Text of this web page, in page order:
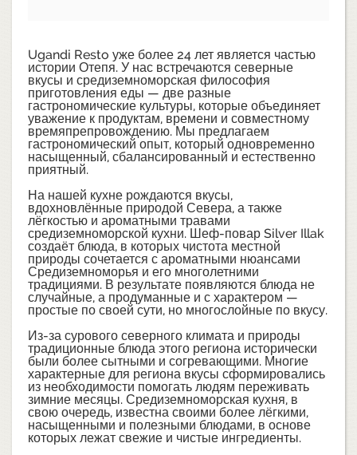
Ugandi Resto уже более 24 лет является частью
истории Отепя. У нас встречаются северные
вкусы и средиземноморская философия
приготовления еды — две разные
гастрономические культуры, которые объединяет
уважение к продуктам, времени и совместному
времяпрепровождению. Мы предлагаем
гастрономический опыт, который одновременно
насыщенный, сбалансированный и естественно
приятный.
На нашей кухне рождаются вкусы,
вдохновлённые природой Севера, а также
лёгкостью и ароматными травами
средиземноморской кухни. Шеф-повар Silver Illak
создаёт блюда, в которых чистота местной
природы сочетается с ароматными нюансами
Средиземноморья и его многолетними
традициями. В результате появляются блюда не
случайные, а продуманные и с характером —
простые по своей сути, но многослойные по вкусу.
Из-за сурового северного климата и природы
традиционные блюда этого региона исторически
были более сытными и согревающими. Многие
характерные для региона вкусы сформировались
из необходимости помогать людям переживать
зимние месяцы. Средиземноморская кухня, в
свою очередь, известна своими более лёгкими,
насыщенными и полезными блюдами, в основе
которых лежат свежие и чистые ингредиенты.